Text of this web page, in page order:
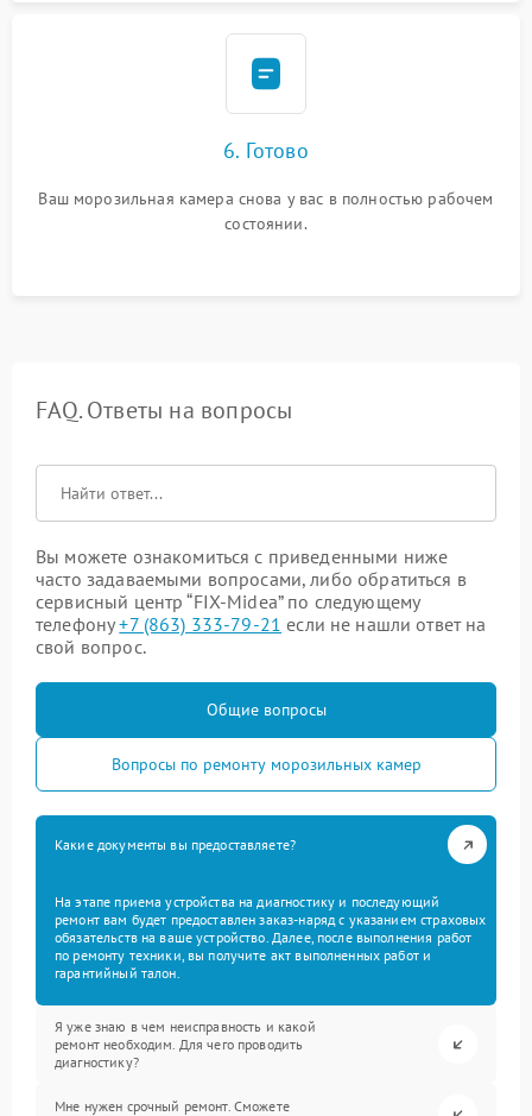
6. Готово
Ваш морозильная камера снова у вас в полностью рабочем
состоянии.
FAQ. Ответы на вопросы
Вы можете ознакомиться с приведенными ниже
часто задаваемыми вопросами, либо обратиться в
сервисный центр “FIX-Midea” по следующему
телефону+7 (863) 333-79-21 если не нашли ответ на
свой вопрос.
Общие вопросы
Вопросы по ремонту морозильных камер
Какие документы вы предоставляете?
На этапе приема устройства на диагностику и последующий
ремонт вам будет предоставлен заказ-наряд с указанием страховых
обязательств на ваше устройство. Далее, после выполнения работ
по ремонту техники, вы получите акт выполненных работ и
гарантийный талон.
Я уже знаю в чем неисправность и какой
ремонт необходим. Для чего проводить
диагностику?
Мне нужен срочный ремонт. Сможете